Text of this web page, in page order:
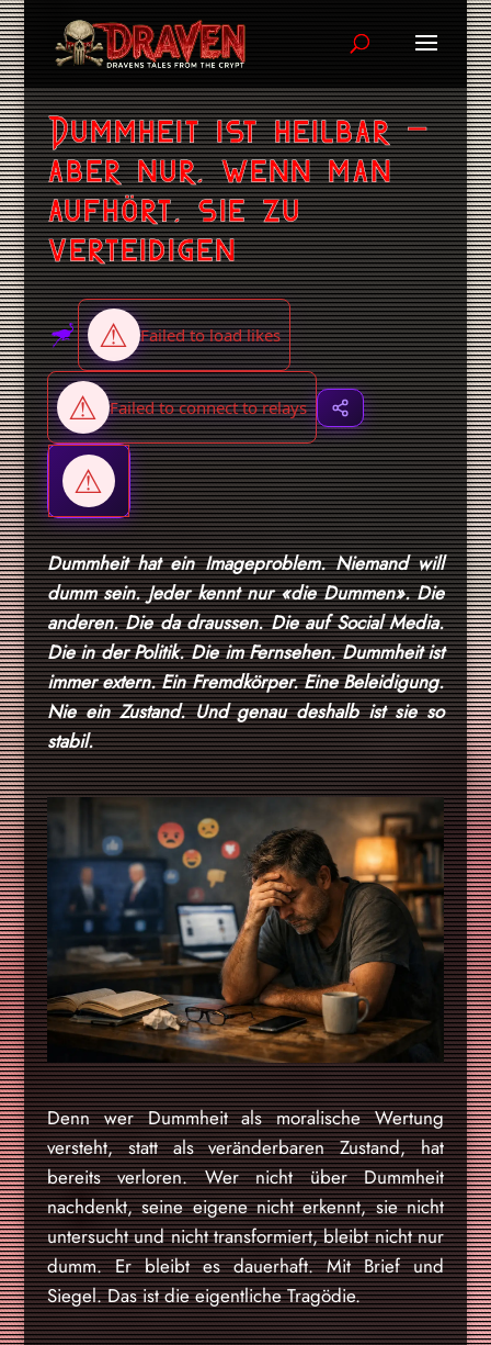
Dummheit ist heilbar –
aber nur, wenn man
aufhört, sie zu
verteidigen
Dummheit hat ein Imageproblem. Niemand will
dumm sein. Jeder kennt nur «die Dummen». Die
anderen. Die da draussen. Die auf Social Media.
Die in der Politik. Die im Fernsehen. Dummheit ist
immer extern. Ein Fremdkörper. Eine Beleidigung.
Nie ein Zustand. Und genau deshalb ist sie so
stabil.
Denn wer Dummheit als moralische Wertung
versteht, statt als veränderbaren Zustand, hat
bereits verloren. Wer nicht über Dummheit
nachdenkt, seine eigene nicht erkennt, sie nicht
untersucht und nicht transformiert, bleibt nicht nur
dumm. Er bleibt es dauerhaft. Mit Brief und
Siegel. Das ist die eigentliche Tragödie.